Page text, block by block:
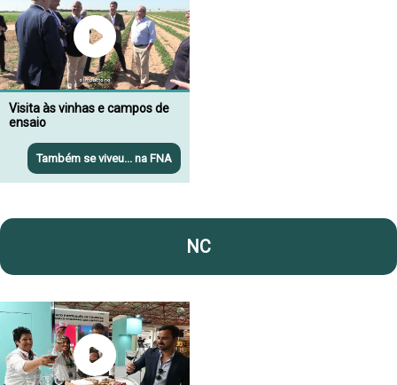
Visita às vinhas e campos de
ensaio
Também se viveu... na FNA
NC